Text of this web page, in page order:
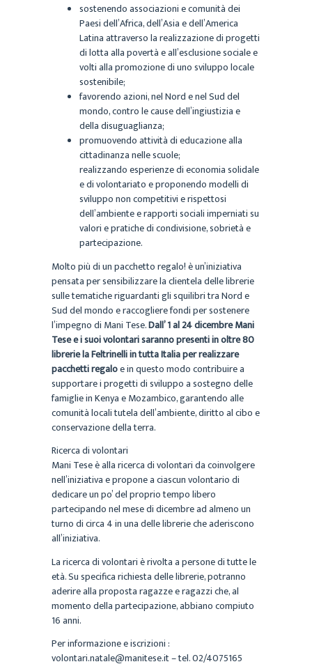
sostenendo associazioni e comunità dei
Paesi dell’Africa, dell’Asia e dell’America
Latina attraverso la realizzazione di progetti
di lotta alla povertà e all’esclusione sociale e
volti alla promozione di uno sviluppo locale
sostenibile;
favorendo azioni, nel Nord e nel Sud del
mondo, contro le cause dell’ingiustizia e
della disuguaglianza;
promuovendo attività di educazione alla
cittadinanza nelle scuole;
realizzando esperienze di economia solidale
e di volontariato e proponendo modelli di
sviluppo non competitivi e rispettosi
dell’ambiente e rapporti sociali imperniati su
valori e pratiche di condivisione, sobrietà e
partecipazione.
Molto più di un pacchetto regalo! è un’iniziativa
pensata per sensibilizzare la clientela delle librerie
sulle tematiche riguardanti gli squilibri tra Nord e
Sud del mondo e raccogliere fondi per sostenere
l’impegno di Mani Tese.Dall’ 1 al 24 dicembre Mani
Tese e i suoi volontari saranno presenti in oltre 80
librerie la Feltrinelli in tutta Italia per realizzare
pacchetti regaloe in questo modo contribuire a
supportare i progetti di sviluppo a sostegno delle
famiglie in Kenya e Mozambico, garantendo alle
comunità locali tutela dell’ambiente, diritto al cibo e
conservazione della terra.
Ricerca di volontari
Mani Tese è alla ricerca di volontari da coinvolgere
nell’iniziativa e propone a ciascun volontario di
dedicare un po’ del proprio tempo libero
partecipando nel mese di dicembre ad almeno un
turno di circa 4 in una delle librerie che aderiscono
all’iniziativa.
La ricerca di volontari è rivolta a persone di tutte le
età. Su specifica richiesta delle librerie, potranno
aderire alla proposta ragazze e ragazzi che, al
momento della partecipazione, abbiano compiuto
16 anni.
Per informazione e iscrizioni :
volontari.natale@manitese.it – tel. 02/4075165